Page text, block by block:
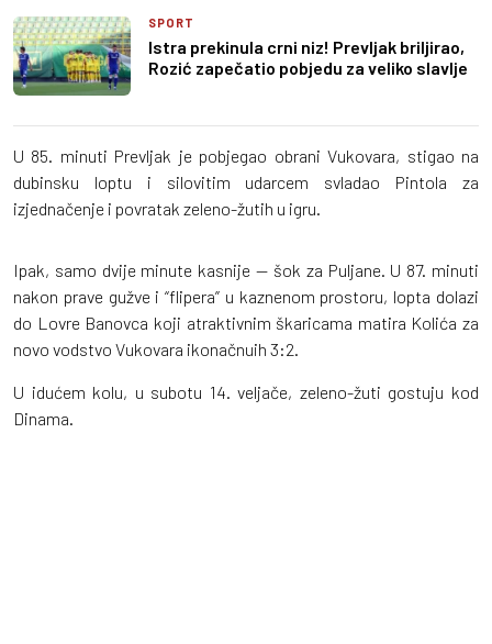
SPORT
Istra prekinula crni niz! Prevljak briljirao,
Rozić zapečatio pobjedu za veliko slavlje
U 85. minuti Prevljak je pobjegao obrani Vukovara, stigao na
dubinsku loptu i silovitim udarcem svladao Pintola za
izjednačenje i povratak zeleno-žutih u igru.
Ipak, samo dvije minute kasnije — šok za Puljane. U 87. minuti
nakon prave gužve i “flipera” u kaznenom prostoru, lopta dolazi
do Lovre Banovca koji atraktivnim škaricama matira Kolića za
novo vodstvo Vukovara ikonačnuih 3:2.
U idućem kolu, u subotu 14. veljače, zeleno-žuti gostuju kod
Dinama.